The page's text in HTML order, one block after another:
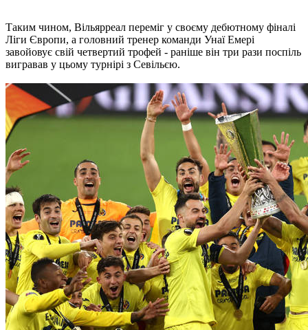
Таким чином, Вільярреал переміг у своєму дебютному фіналі
Ліги Європи, а головний тренер команди Унаї Емері
завойовує свій четвертий трофей - раніше він три рази поспіль
вигравав у цьому турнірі з Севільєю.